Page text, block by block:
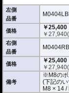
M8 × 14 / M8 × 14 逆ネジ
※取付箇所の状況や干
車にて事前にご確認願
左側
品番
価格
￥25,400
￥27,940
右側
品番
価格
￥25,400
￥27,940
備考
※M8のボ
(下記の
M8 × 14 /